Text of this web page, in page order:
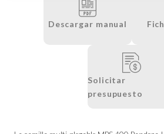
Descargar manual
Solicitar
presupuesto